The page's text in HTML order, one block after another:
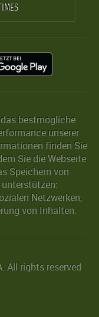
bestmögliche
unserer
finden Sie
Sie die Webseite
Speichern von
Netzwerken,
von Inhalten.
All rights reserved